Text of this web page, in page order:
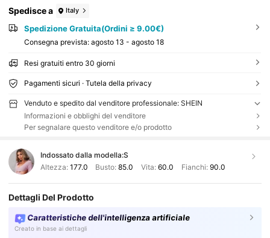
Spedisce a Italy
Spedizione Gratuita(Ordini ≥ 9.00€)
Consegna prevista: agosto 13 - agosto 18
Resi gratuiti entro 30 giorni
Pagamenti sicuri · Tutela della privacy
Venduto e spedito dal venditore professionale: SHEIN
Informazioni e obblighi del venditore
Per segnalare questo venditore e/o prodotto
Indossato dalla modella:S
Altezza: 177.0 Busto:85.0 Vita: 60.0 Fianchi: 90.0
Dettagli Del Prodotto
Caratteristiche dell'intelligenza artificiale
Creato in base ai dettagli